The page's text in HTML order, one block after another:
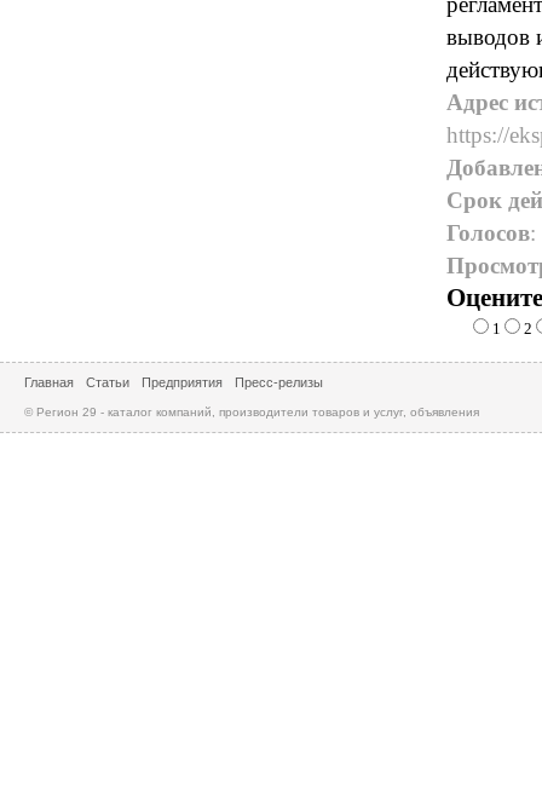
выводов
Адрес
https://
Срок
Голосов:
1 2
Главная Статьи Предприятия Пресс-релизы
© Регион 29 - каталог компаний, производители товаров и услуг, объявления